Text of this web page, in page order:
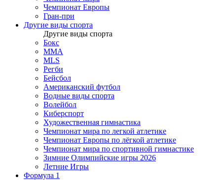
Чемпионат Европы
Гран-при
Другие виды спорта
Другие виды спорта
Бокс
MMA
MLS
Регби
Бейсбол
Американский футбол
Водные виды спорта
Волейбол
Киберспорт
Художественная гимнастика
Чемпионат мира по легкой атлетике
Чемпионат Европы по лёгкой атлетике
Чемпионат мира по спортивной гимнастике
Зимние Олимпийские игры 2026
Летние Игры
Формула 1